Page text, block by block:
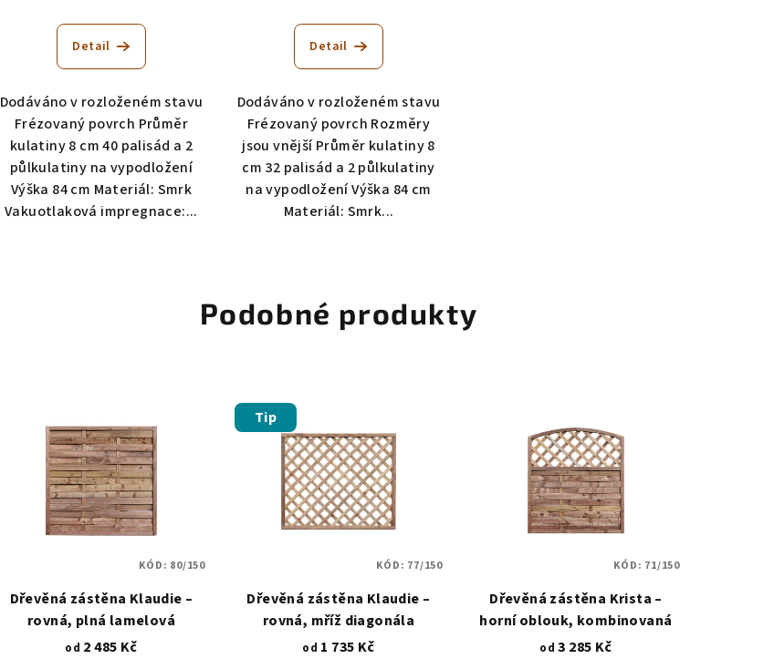
Detail
Dodáváno v rozloženém stavu
Frézovaný povrch Průměr
kulatiny 8 cm 40 palisád a 2
půlkulatiny na vypodložení
Výška 84 cm Materiál: Smrk
Vakuotlaková impregnace:...
Detail
Dodáváno v rozloženém stavu
Frézovaný povrch Rozměry
jsou vnější Průměr kulatiny 8
cm 32 palisád a 2 půlkulatiny
na vypodložení Výška 84 cm
Materiál: Smrk...
Podobné produkty
Dřevěná zástěna Klaudie –
rovná, plná lamelová
od 2 485 Kč
KÓD: 80/150
Tip
Dřevěná zástěna Klaudie –
rovná, mříž diagonála
od 1 735 Kč
KÓD: 77/150
Dřevěná zástěna Krista –
horní oblouk, kombinovaná
od 3 285 Kč
KÓD: 71/150